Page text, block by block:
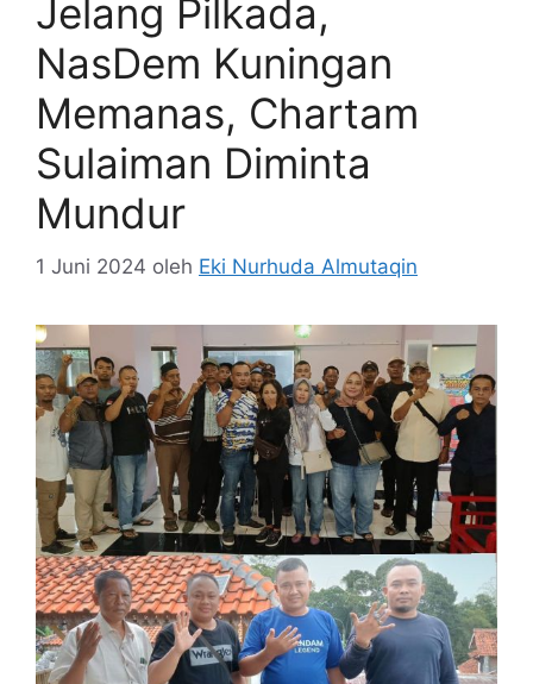
Jelang Pilkada,
NasDem Kuningan
Memanas, Chartam
Sulaiman Diminta
Mundur
1 Juni 2024 oleh Eki Nurhuda Almutaqin